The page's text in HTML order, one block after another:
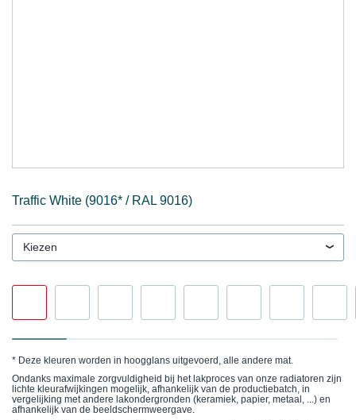
Traffic White (9016* / RAL 9016)
Kiezen
* Deze kleuren worden in hoogglans uitgevoerd, alle andere mat.
Ondanks maximale zorgvuldigheid bij het lakproces van onze radiatoren zijn
lichte kleurafwijkingen mogelijk, afhankelijk van de productiebatch, in
vergelijking met andere lakondergronden (keramiek, papier, metaal, ...) en
afhankelijk van de beeldschermweergave.